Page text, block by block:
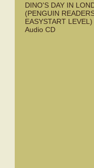
DINO'S DAY IN
(PENGUIN
EASYSTART
Audio CD